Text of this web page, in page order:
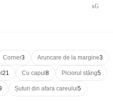
xG
Corner3 Aruncare de la margine3
21 Cu capul 8 Piciorul stâng5
Șuturi din afara careului5